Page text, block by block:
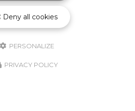
Deny all cookies
PERSONALIZE
PRIVACY POLICY